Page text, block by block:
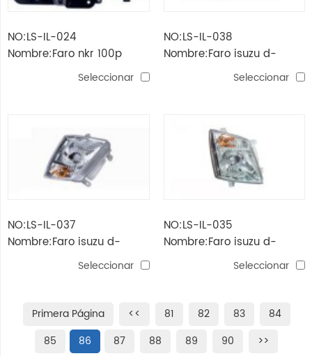
NO:LS-IL-024
Nombre:Faro nkr 100p
Seleccionar
NO:LS-IL-038
Nombre:Faro isuzu d-
Seleccionar
NO:LS-IL-037
Nombre:Faro isuzu d-
Seleccionar
NO:LS-IL-035
Nombre:Faro isuzu d-
Seleccionar
Primera Página << 81 82 83
84
85
86 87 88 89 90
>>